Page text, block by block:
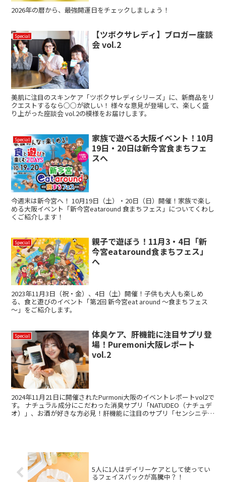
2026年の暦から、最強開運日をチェックしましょう！
Special
【ツボクサレディ】ブロガー座談
会 vol.2
美肌に注目のスキンケア「ツボクサレディシリーズ」に、新商品をリ
クエストするなら○○が欲しい！ 様々な意見が登場して、楽しく盛
り上がった座談会 vol.2の模様をお届けします。
Special
家族で遊べる大阪イベント！10月
19日・20日は新今宮食まちフェ
スへ
今週末は新今宮へ！ 10月19日（土）・20日（日）開催！家族で楽し
める大阪イベント「新今宮eataround 食まちフェス」についてくわし
くご紹介します！
Special
親子で遊ぼう！11月3・4日「新
今宮eataround食まちフェス」
へ
2023年11月3日（祝・金）、4日（土）開催！子供も大人も楽しめ
る、食と遊びのイベント「第2回 新今宮eat around ～食まちフェス
～」をご紹介します。
Special
体臭ケア、肝機能に注目サプリ登
場！Puremoni大阪レポート
vol.2
2024年11月21日に開催されたPurmoni大阪のイベントレポートvol2で
す。 ナチュラル成分にこだわった消臭サプリ「NATUDEO（ナチュデ
オ）」、お酒が好きな方必見！肝機能に注目のサプリ「センシニティ
5人に1人はデイリーケアとして使ってい
るフェイスパックが高騰中？！